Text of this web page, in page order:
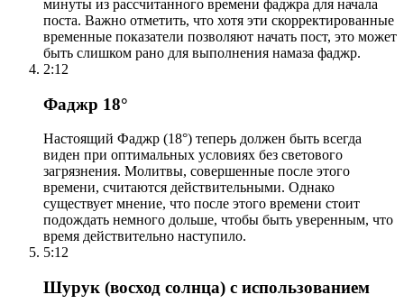
минуты из рассчитанного времени фаджра для начала
поста. Важно отметить, что хотя эти скорректированные
временные показатели позволяют начать пост, это может
быть слишком рано для выполнения намаза фаджр.
2:12
Фаджр 18°
Настоящий Фаджр (18°) теперь должен быть всегда
виден при оптимальных условиях без светового
загрязнения. Молитвы, совершенные после этого
времени, считаются действительными. Однако
существует мнение, что после этого времени стоит
подождать немного дольше, чтобы быть уверенным, что
время действительно наступило.
5:12
Шурук (восход солнца) с использованием